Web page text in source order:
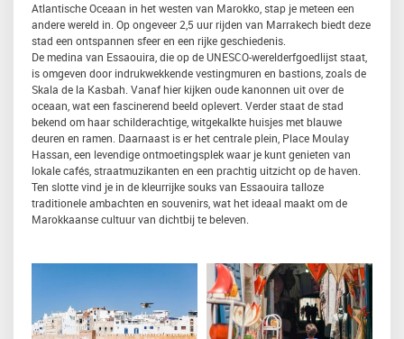
Atlantische Oceaan in het westen van Marokko, stap je meteen een
andere wereld in. Op ongeveer 2,5 uur rijden van Marrakech biedt deze
stad een ontspannen sfeer en een rijke geschiedenis.
De medina van Essaouira, die op de UNESCO-werelderfgoedlijst staat,
is omgeven door indrukwekkende vestingmuren en bastions, zoals de
Skala de la Kasbah. Vanaf hier kijken oude kanonnen uit over de
oceaan, wat een fascinerend beeld oplevert. Verder staat de stad
bekend om haar schilderachtige, witgekalkte huisjes met blauwe
deuren en ramen. Daarnaast is er het centrale plein, Place Moulay
Hassan, een levendige ontmoetingsplek waar je kunt genieten van
lokale cafés, straatmuzikanten en een prachtig uitzicht op de haven.
Ten slotte vind je in de kleurrijke souks van Essaouira talloze
traditionele ambachten en souvenirs, wat het ideaal maakt om de
Marokkaanse cultuur van dichtbij te beleven.